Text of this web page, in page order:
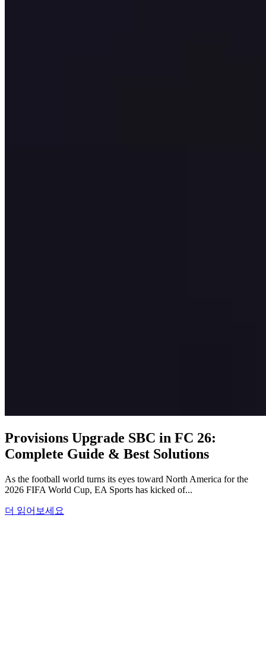
Provisions Upgrade SBC in FC 26:
Complete Guide & Best Solutions
As the football world turns its eyes toward North America for the
2026 FIFA World Cup, EA Sports has kicked of...
더 읽어보세요